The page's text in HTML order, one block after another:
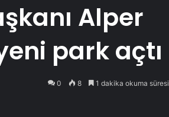
Alper
park açtı
0 8 1 dakika okuma süresi